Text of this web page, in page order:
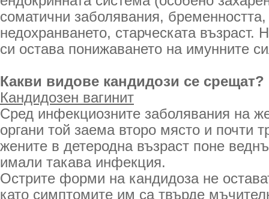
соматични заболявания,
недохранването, старческата възраст.
си остава понижаването на имунните
Какви видове кандидози се срещат?
Кандидозен вагинит
Сред инфекциозните заболявания на
органи той заема второ място и почти
жените в детеродна възраст поне
имали такава инфекция.
Острите форми на кандидоза не
като симптомите им са твърде